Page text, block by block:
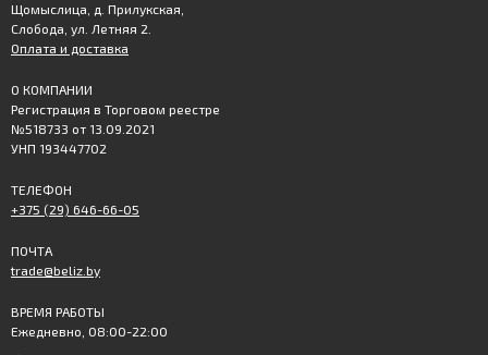
Щомыслица, д. Прилукская,
Слобода, ул. Летняя 2.
Оплата и доставка
О КОМПАНИИ
Регистрация в Торговом реестре
№518733 от 13.09.2021
УНП 193447702
ТЕЛЕФОН
+375 (29) 646-66-05
ПОЧТА
trade@beliz.by
ВРЕМЯ РАБОТЫ
Ежедневно, 08:00-22:00